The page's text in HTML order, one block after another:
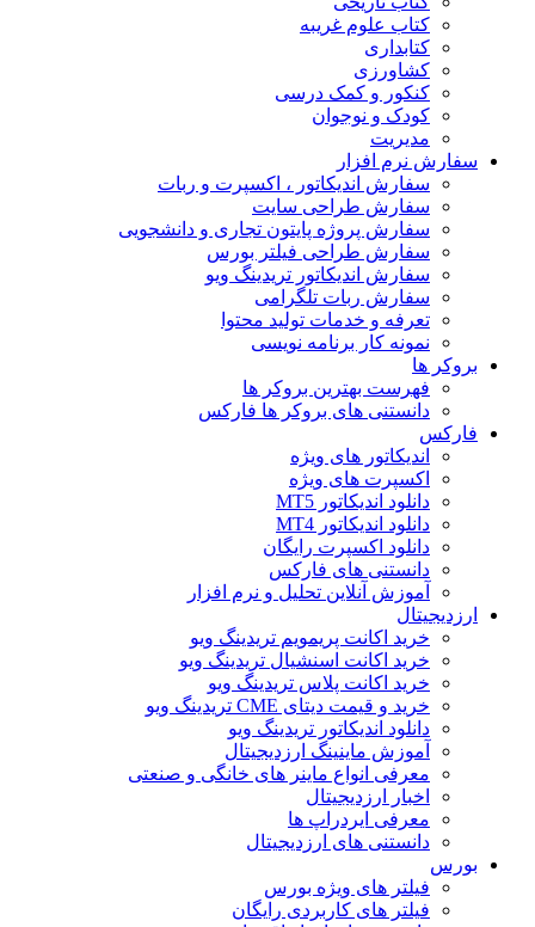
کتاب علوم غریبه
کتابداری
کشاورزی
کنکور و کمک‌ درسی
کودک و نوجوان
مدیریت
سفارش نرم افزار
سفارش اندیکاتور ، اکسپرت و ربات
سفارش طراحی سایت
سفارش پروژه پایتون تجاری و دانشجویی
سفارش طراحی فیلتر بورس
سفارش اندیکاتور تریدینگ ویو
سفارش ربات تلگرامی
تعرفه و خدمات تولید محتوا
نمونه کار برنامه نویسی
بروکر ها
فهرست بهترین بروکر ها
دانستنی های بروکر ها فارکس
فارکس
اندیکاتور های ویژه
اکسپرت های ویژه
دانلود اندیکاتور MT5
دانلود اندیکاتور MT4
دانلود اکسپرت رایگان
دانستنی های فارکس
آموزش آنلاین تحلیل و نرم افزار
ارزدیجیتال
خرید اکانت پریمویم تریدینگ ویو
خرید اکانت اسنشیال تریدینگ ویو
خرید اکانت پلاس تریدینگ ویو
خرید و قیمت دیتای CME تریدینگ ویو
دانلود اندیکاتور تریدینگ ویو
آموزش ماینینگ ارزدیجیتال
معرفی انواع ماینر های خانگی و صنعتی
اخبار ارزدیجیتال
معرفی ایردراپ ها
دانستنی های ارزدیجیتال
بورس
فیلتر های ویژه بورس
فیلتر های کاربردی رایگان